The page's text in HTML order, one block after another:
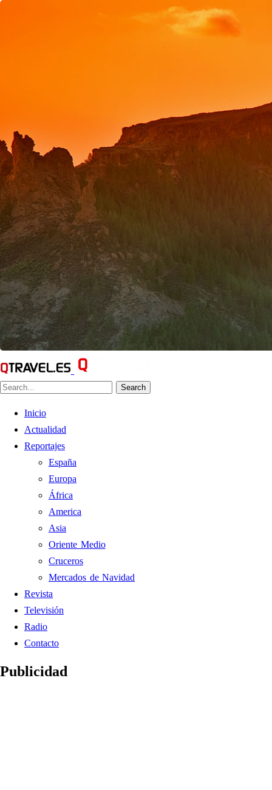
Search
Inicio
Actualidad
Reportajes
España
Europa
África
America
Asia
Oriente Medio
Cruceros
Mercados de Navidad
Revista
Televisión
Radio
Contacto
Publicidad